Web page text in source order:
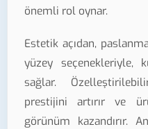
önemli rol oynar.
Estetik açıdan,
yüzey seçenekleriyle,
sağlar.
prestijini artırır ve
görünüm kazandırır.